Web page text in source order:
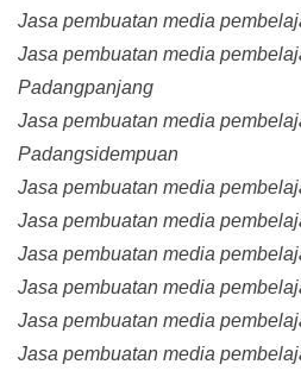
Jasa pembuatan media
Jasa pembuatan media
Padangpanjang
Jasa pembuatan media
Padangsidempuan
Jasa pembuatan media
Jasa pembuatan media
Jasa pembuatan media
Jasa pembuatan media
Jasa pembuatan media
Jasa pembuatan media